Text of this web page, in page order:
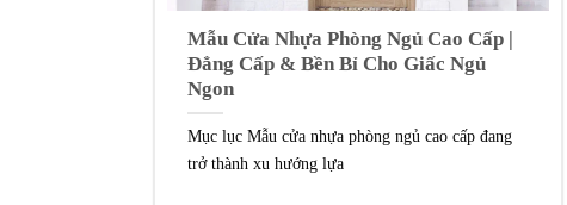
Mẫu Cửa Nhựa Phòng Ngủ Cao Cấp |
Đẳng Cấp & Bền Bỉ Cho Giấc Ngủ
Ngon
Mục lục Mẫu cửa nhựa phòng ngủ cao cấp đang
trở thành xu hướng lựa